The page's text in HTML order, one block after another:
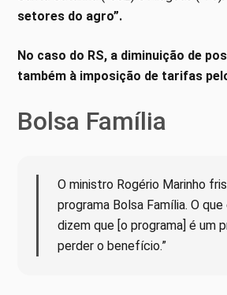
setores do agro”.
No caso do RS, a diminuição de
também à imposição de tarifas
Bolsa Família
O ministro Rogério Marinho
programa Bolsa Família. O
dizem que [o programa] é um
perder o benefício.”